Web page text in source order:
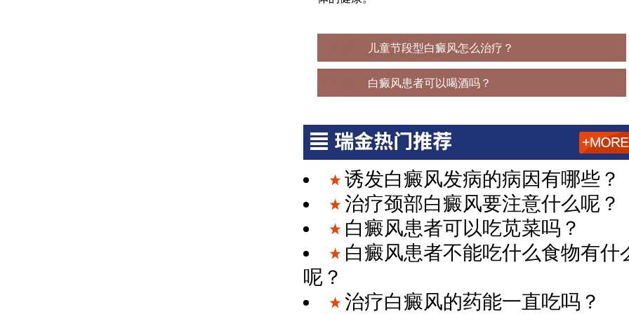
儿童节段型白癜风怎么治疗？
白癜风患者可以喝酒吗？
诱发白癜风发病的病因有哪些？
治疗颈部白癜风要注意什么呢？
白癜风患者可以吃苋菜吗？
白癜风患者不能吃什么食物有什
呢？
治疗白癜风的药能一直吃吗？